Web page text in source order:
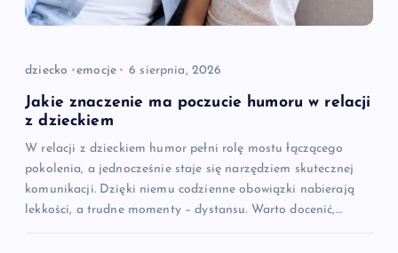
dziecko emocje 6 sierpnia, 2026
Jakie znaczenie ma poczucie humoru w relacji
z dzieckiem
W relacji z dzieckiem humor pełni rolę mostu łączącego
pokolenia, a jednocześnie staje się narzędziem skutecznej
komunikacji. Dzięki niemu codzienne obowiązki nabierają
lekkości, a trudne momenty – dystansu. Warto docenić,…